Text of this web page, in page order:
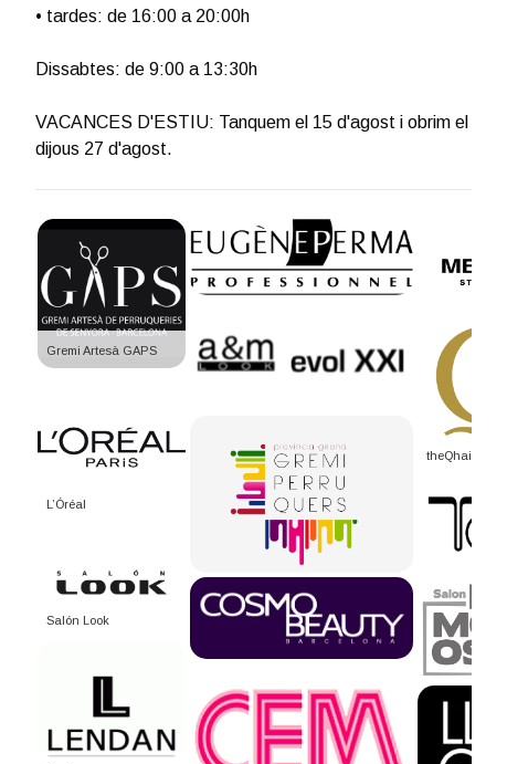
• tardes: de 16:00 a 20:00h
Dissabtes: de 9:00 a 13:30h
VACANCES D'ESTIU: Tanquem el 15 d'agost i obrim el
dijous 27 d'agost.
Gremi Artesà GAPS
L’Óréal
Salón Look
theQhair